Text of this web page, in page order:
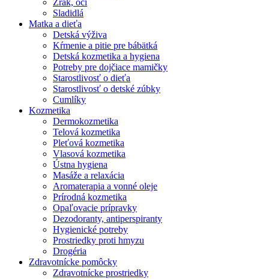
Zrak, oči
Sladidlá
Matka a dieťa
Detská výživa
Kŕmenie a pitie pre bábätká
Detská kozmetika a hygiena
Potreby pre dojčiace mamičky
Starostlivosť o dieťa
Starostlivosť o detské zúbky
Cumlíky
Kozmetika
Dermokozmetika
Telová kozmetika
Pleťová kozmetika
Vlasová kozmetika
Ústna hygiena
Masáže a relaxácia
Aromaterapia a vonné oleje
Prírodná kozmetika
Opaľovacie prípravky
Dezodoranty, antiperspiranty
Hygienické potreby
Prostriedky proti hmyzu
Drogéria
Zdravotnícke pomôcky
Zdravotnícke prostriedky